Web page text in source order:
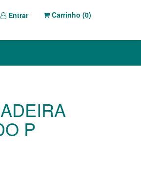
Entrar Carrinho (0)
P